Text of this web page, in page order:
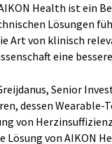
Health ist ein
Lösungen
Art von klinisch
eine
Senior
dessen
von
Lösung von AIKON